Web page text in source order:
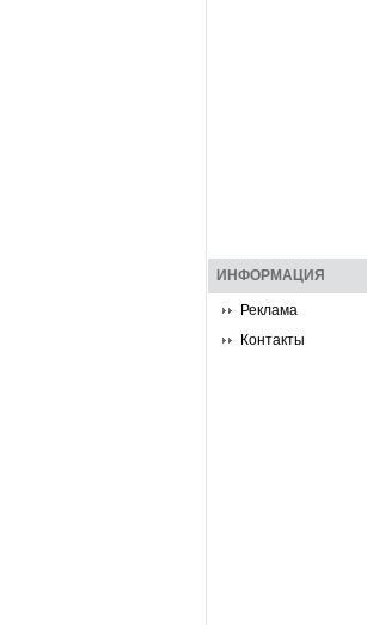
ИНФОРМАЦИЯ
Реклама
Контакты